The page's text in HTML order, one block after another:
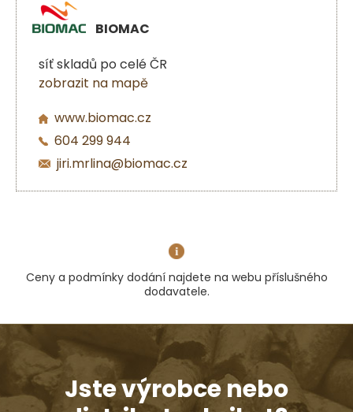
BIOMAC
síť skladů po celé ČR
zobrazit na mapě
www.biomac.cz
604 299 944
jiri.mrlina@biomac.cz
Ceny a podmínky dodání najdete na webu příslušného
dodavatele.
Jste výrobce nebo